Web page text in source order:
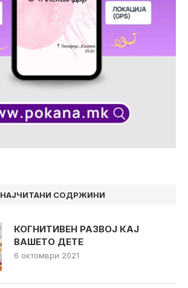
НАЈЧИТАНИ СОДРЖИНИ
КОГНИТИВЕН РАЗВОЈ КАЈ
ВАШЕТО ДЕТЕ
6 октомври 2021